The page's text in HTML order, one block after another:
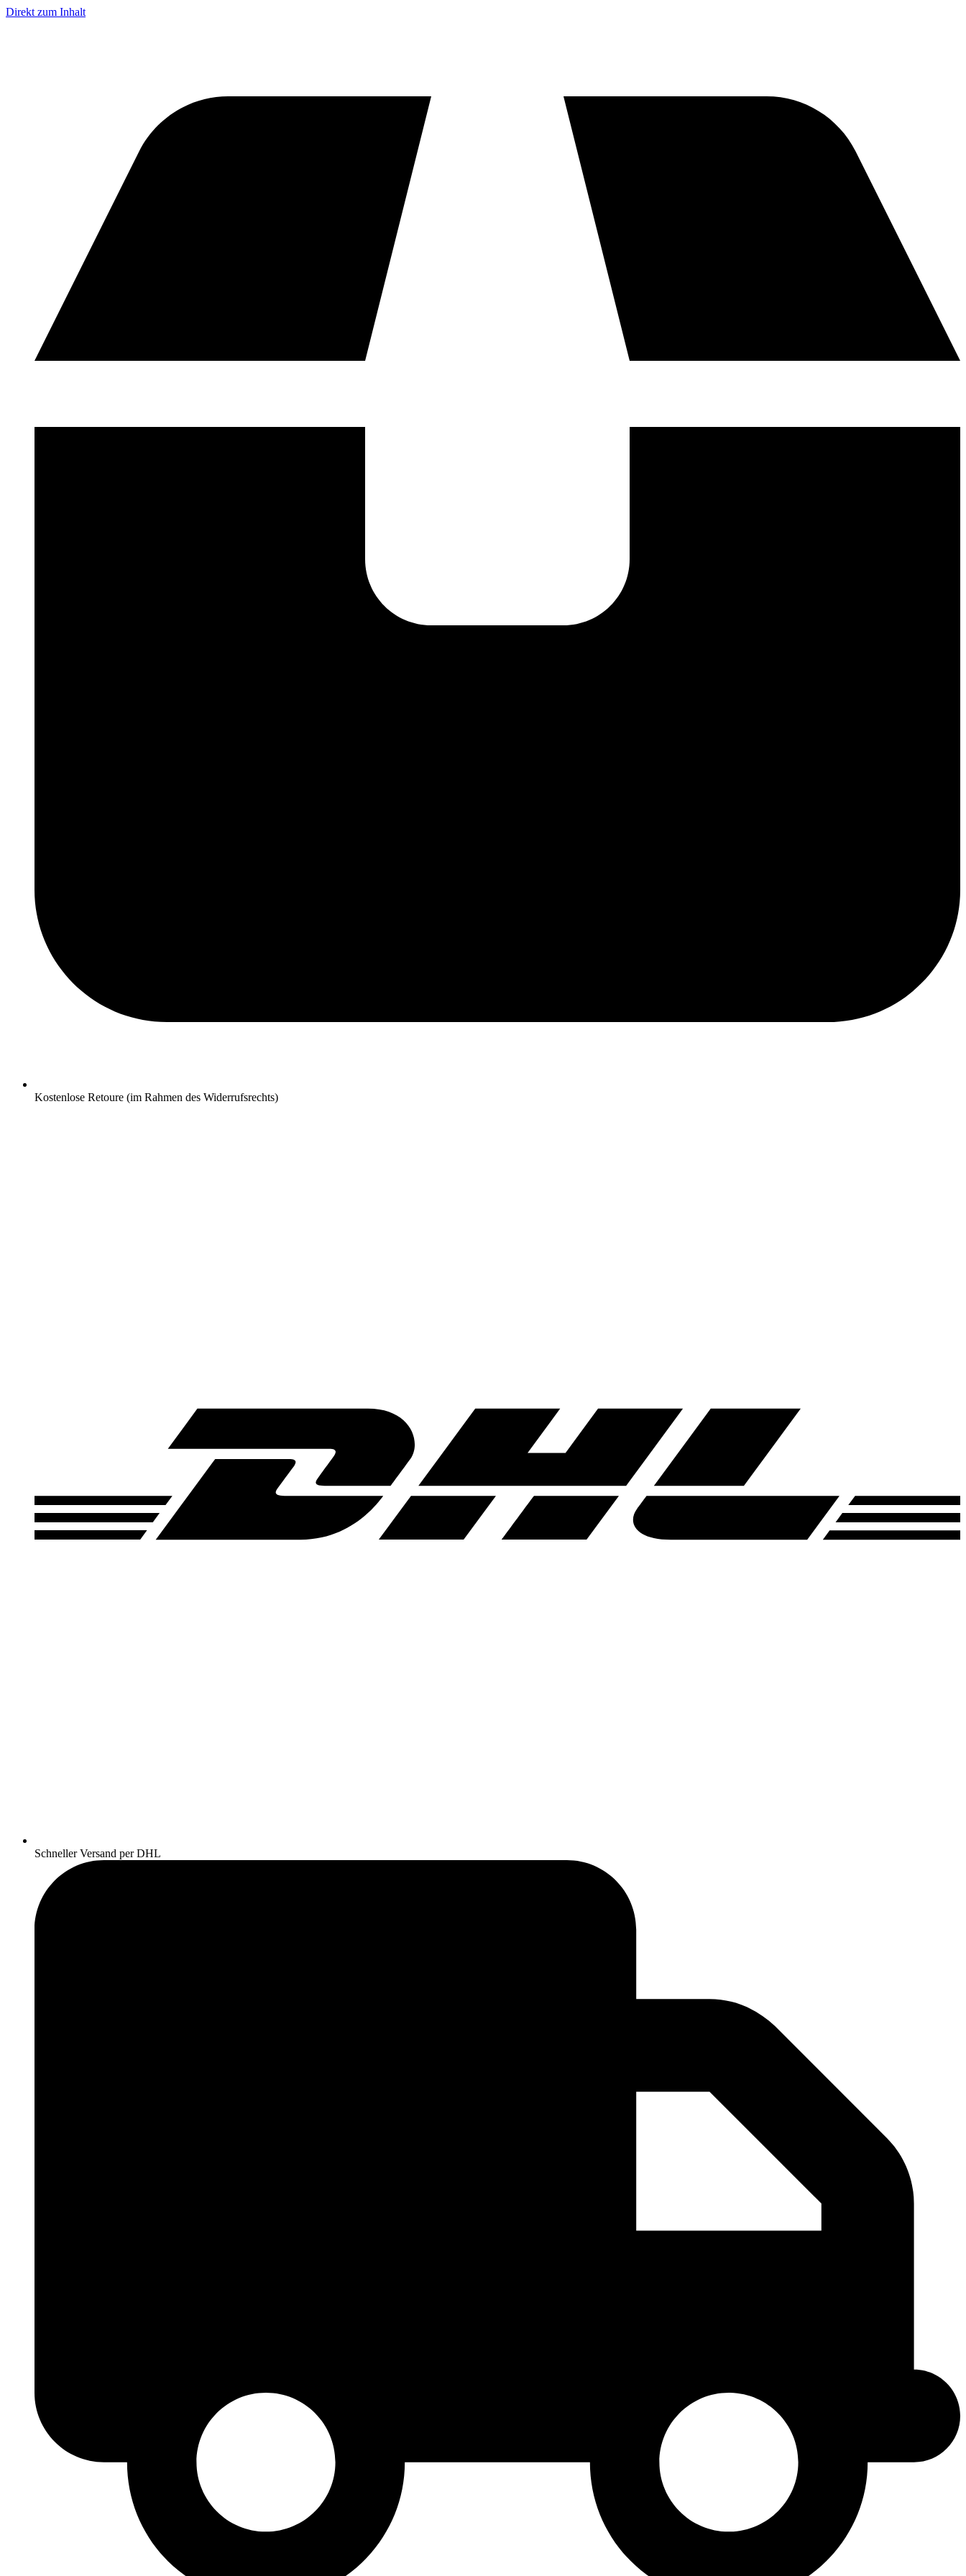
Direkt zum Inhalt
Kostenlose Retoure (im Rahmen des Widerrufsrechts)
Schneller Versand per DHL